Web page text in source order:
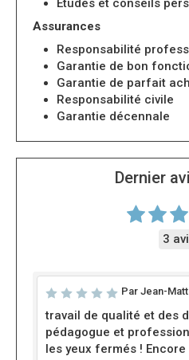
Etudes et conseils
Assurances
Responsabilité
Garantie de bon
Garantie de parfait
Responsabilité civile
Garantie décennale
Dernier
3
Par Jean-Matt
travail de qualité et des
pédagogue et
les yeux fermés !